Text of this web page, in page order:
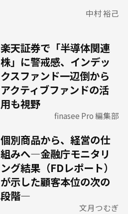
中村 裕己
楽天証券で「半導体関連
株」に警戒感、インデッ
クスファンド一辺倒から
アクティブファンドの活
用も視野
finasee Pro 編集部
個別商品から、経営の仕
組みへ―金融庁モニタリ
ング結果（FDレポート）
が示した顧客本位の次の
段階―
文月つむぎ